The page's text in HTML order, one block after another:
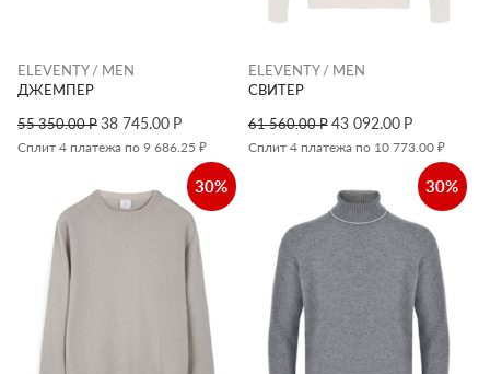
ELEVENTY / MEN
ДЖЕМПЕР
55 350.00Р38 745.00 Р
Сплит 4 платежа по 9 686.25 ₽
ELEVENTY / MEN
СВИТЕР
61 560.00Р 43 092.00 Р
Сплит 4 платежа по 10 773.00 ₽
30% 30%